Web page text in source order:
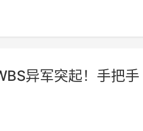
异军突起！手把手